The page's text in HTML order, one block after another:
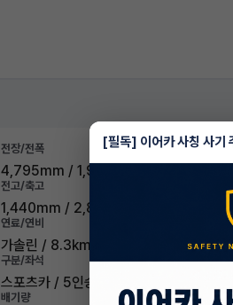
전장/전폭
4,795mm / 1,905mm
전고/축고
1,440mm / 2,855mm
연료/연비
가솔린 / 8.3km/L (5등급)
구분/좌석
스포츠카 / 5인승
배기량
[필독] 이어카 사칭 사기